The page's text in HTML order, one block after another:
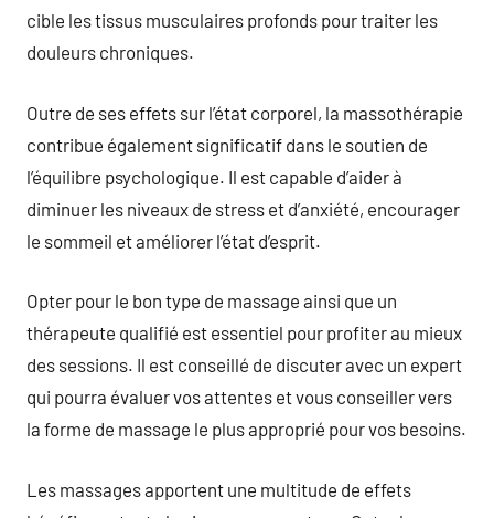
cible les tissus musculaires profonds pour traiter les
douleurs chroniques.
Outre de ses effets sur l’état corporel, la massothérapie
contribue également significatif dans le soutien de
l’équilibre psychologique. Il est capable d’aider à
diminuer les niveaux de stress et d’anxiété, encourager
le sommeil et améliorer l’état d’esprit.
Opter pour le bon type de massage ainsi que un
thérapeute qualifié est essentiel pour profiter au mieux
des sessions. Il est conseillé de discuter avec un expert
qui pourra évaluer vos attentes et vous conseiller vers
la forme de massage le plus approprié pour vos besoins.
Les massages apportent une multitude de effets